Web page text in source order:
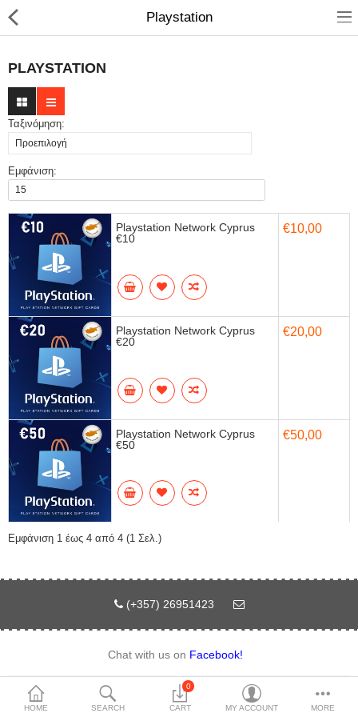
Compare
Λίστα Αγαπημένων
Languages
Currency
HOME SEARCH
0
CART MY ACCOUNT MORE
Playstation
PLAYSTATION
Ταξινόμηση:
Εμφάνιση:
Playstation Network Cyprus
€10
€10,00
Playstation Network Cyprus
€20
€20,00
Playstation Network Cyprus
€50
€50,00
Εμφάνιση 1 έως 4 από 4 (1 Σελ.)
(+357) 26951423
Chat with us on Facebook!
Όροι και προϋποθέσεις Επιστροφές
Privacy policy Σχετικά με εμάς